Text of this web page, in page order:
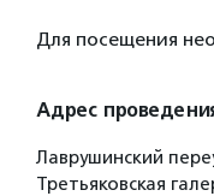
Для посещения
Адрес
Лаврушинский
Третьяковская